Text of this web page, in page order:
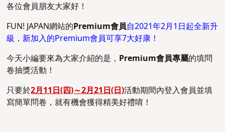
各位會員朋友大家好！
FUN! JAPAN網站的Premium會員自2021年2月1日起全新升
級，新加入的Premium會員可享7大好康！
今天小編要來為大家介紹的是， Premium會員專屬的填問
卷抽獎活動！
只要於2月11日(四)～2月21日(日)活動期間內登入會員並填
寫簡單問卷，就有機會獲得精美好禮唷！